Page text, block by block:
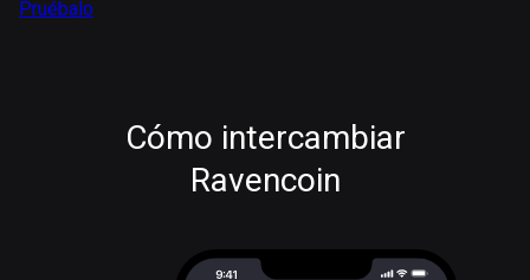
Pruébalo
Cómo intercambiar
Ravencoin